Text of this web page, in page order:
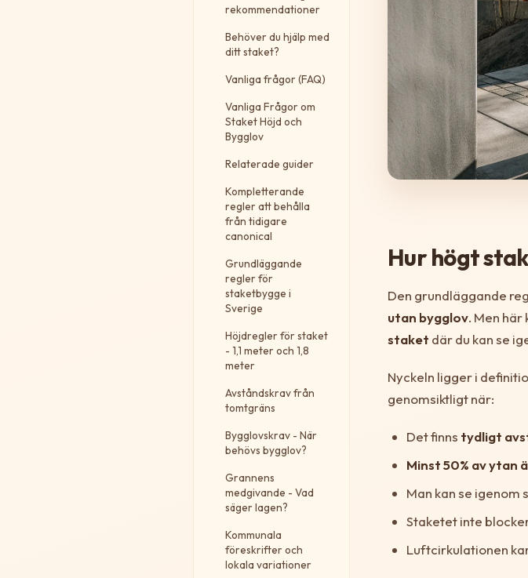
rekommendationer
Behöver du hjälp med
ditt staket?
Vanliga frågor (FAQ)
Vanliga Frågor om
Staket Höjd och
Bygglov
Relaterade guider
Kompletterande
regler att behålla
från tidigare
canonical
Grundläggande
regler för
staketbygge i
Sverige
Höjdregler för staket
- 1,1 meter och 1,8
meter
Avståndskrav från
tomtgräns
Bygglovskrav - När
behövs bygglov?
Grannens
medgivande - Vad
säger lagen?
Kommunala
föreskrifter och
lokala variationer
Hur högt
Den grundläggande
utan bygglov. Men
staket där du kan se
Nyckeln ligger i
genomsiktligt när:
Det finns tydligt
Minst 50% av ytan
Man kan se igenom
Staketet inte
Luftcirkulationen